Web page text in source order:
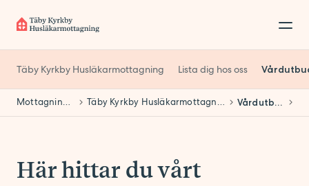
Täby Kyrkby Husläkarmottagning Lista dig hos oss
Mottagningar Täby Kyrkby Husläkarmottagning Vårdutbud
Här hittar du vårt